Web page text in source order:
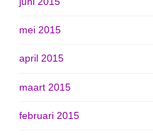
mei 2015
april 2015
maart 2015
februari 2015